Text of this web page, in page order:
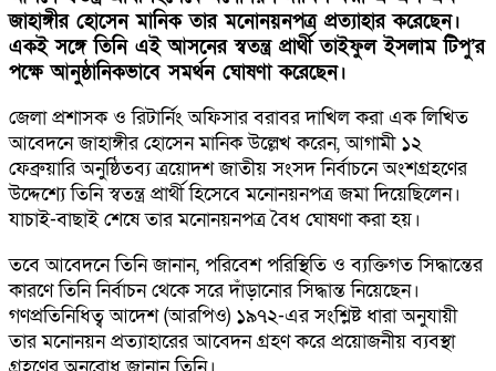
জাহাঙ্গীর হোসেন মানিক তার মনোনয়নপত্র প্রত্যাহার করেছেন।
একই সঙ্গে তিনি এই আসনের স্বতন্ত্র প্রার্থী তাইফুল ইসলাম টিপু’র
পক্ষে আনুষ্ঠানিকভাবে সমর্থন ঘোষণা করেছেন।
জেলা প্রশাসক ও রিটার্নিং অফিসার বরাবর দাখিল করা এক লিখিত
আবেদনে জাহাঙ্গীর হোসেন মানিক উল্লেখ করেন, আগামী ১২
ফেব্রুয়ারি অনুষ্ঠিতব্য ত্রয়োদশ জাতীয় সংসদ নির্বাচনে অংশগ্রহণের
উদ্দেশ্যে তিনি স্বতন্ত্র প্রার্থী হিসেবে মনোনয়নপত্র জমা দিয়েছিলেন।
যাচাই-বাছাই শেষে তার মনোনয়নপত্র বৈধ ঘোষণা করা হয়।
তবে আবেদনে তিনি জানান, পরিবেশ পরিস্থিতি ও ব্যক্তিগত সিদ্ধান্তের
কারণে তিনি নির্বাচন থেকে সরে দাঁড়ানোর সিদ্ধান্ত নিয়েছেন।
গণপ্রতিনিধিত্ব আদেশ (আরপিও) ১৯৭২-এর সংশ্লিষ্ট ধারা অনুযায়ী
তার মনোনয়ন প্রত্যাহারের আবেদন গ্রহণ করে প্রয়োজনীয় ব্যবস্থা